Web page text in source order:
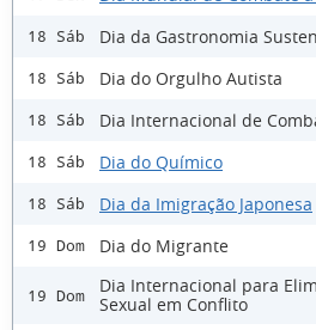
18 Sáb Dia da Gastronomia
18 Sáb Dia do Orgulho Autista
18 Sáb Dia Internacional de
18 Sáb Dia do Químico
18 Sáb Dia da Imigração Japonesa
19 Dom Dia do Migrante
19 Dom
Dia Internacional para
Sexual em Conflito